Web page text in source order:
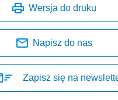
Wersja do druku
Napisz do nas
Zapisz się na